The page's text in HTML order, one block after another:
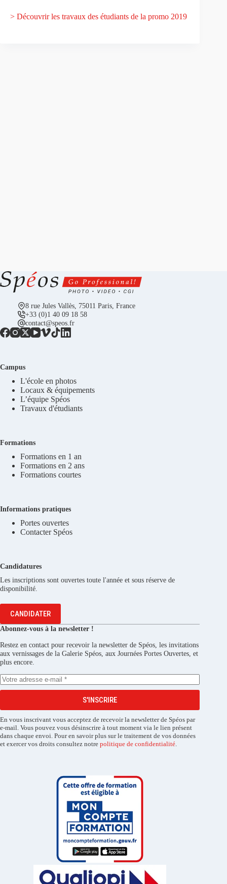
> Découvrir les travaux des étudiants de la promo 2019
8 rue Jules Vallès, 75011 Paris, France
+33 (0)1 40 09 18 58
contact@speos.fr
Campus
L'école en photos
Locaux & équipements
L’équipe Spéos
Travaux d'étudiants
Formations
Formations en 1 an
Formations en 2 ans
Formations courtes
Informations pratiques
Portes ouvertes
Contacter Spéos
Candidatures
Les inscriptions sont ouvertes toute l'année et sous réserve de
disponibilité.
CANDIDATER
Abonnez-vous à la newsletter !
Restez en contact pour recevoir la newsletter de Spéos, les invitations
aux vernissages de la Galerie Spéos, aux Journées Portes Ouvertes, et
plus encore.
S'INSCRIRE
En vous inscrivant vous acceptez de recevoir la newsletter de Spéos par
e-mail. Vous pouvez vous désinscrire à tout moment via le lien présent
dans chaque envoi. Pour en savoir plus sur le traitement de vos données
et exercer vos droits consultez notre politique de confidentialité.